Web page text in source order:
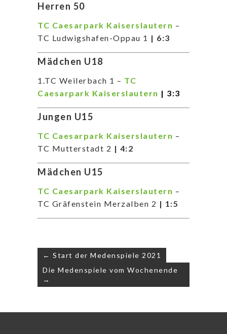
Herren 50
TC Caesarpark Kaiserslautern –
TC Ludwigshafen-Oppau 1 | 6:3
Mädchen U18
1.TC Weilerbach 1 – TC
Caesarpark Kaiserslautern | 3:3
Jungen U15
TC Caesarpark Kaiserslautern –
TC Mutterstadt 2 | 4:2
Mädchen U15
TC Caesarpark Kaiserslautern –
TC Gräfenstein Merzalben 2 | 1:5
Beitragsnavigation
← Start der Medenspiele 2021
Die Medenspiele vom Wochenende
→